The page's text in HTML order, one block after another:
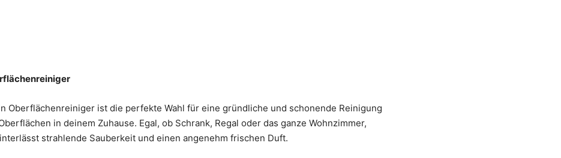
Oberflächenreiniger ist die perfekte Wahl für eine gründliche und schonende Reinigung
in deinem Zuhause. Egal, ob Schrank, Regal oder das ganze Wohnzimmer,
strahlende Sauberkeit und einen angenehm frischen Duft.